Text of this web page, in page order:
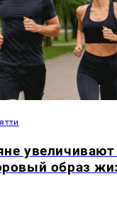
образ